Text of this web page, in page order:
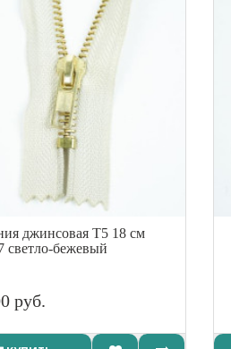
джинсовая Т5 18 см
светло-бежевый
руб.